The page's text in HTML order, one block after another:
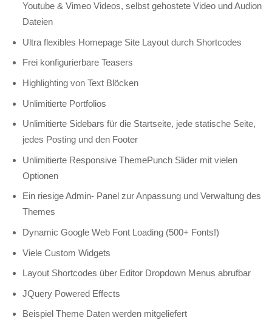
Youtube & Vimeo Videos, selbst gehostete Video und Audion
Dateien
Ultra flexibles Homepage Site Layout durch Shortcodes
Frei konfigurierbare Teasers
Highlighting von Text Blöcken
Unlimitierte Portfolios
Unlimitierte Sidebars für die Startseite, jede statische Seite,
jedes Posting und den Footer
Unlimitierte Responsive ThemePunch Slider mit vielen
Optionen
Ein riesige Admin- Panel zur Anpassung und Verwaltung des
Themes
Dynamic Google Web Font Loading (500+ Fonts!)
Viele Custom Widgets
Layout Shortcodes über Editor Dropdown Menus abrufbar
JQuery Powered Effects
Beispiel Theme Daten werden mitgeliefert